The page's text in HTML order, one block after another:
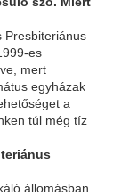
Presbiteriánus
es
mert
egyházak
a
túl még tíz
állomásban